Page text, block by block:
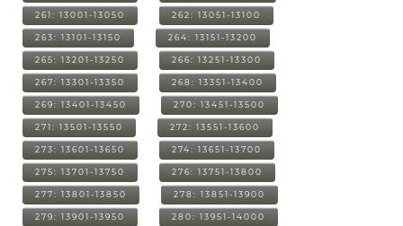
261: 13001-13050 262: 13051-13100
263: 13101-13150 264: 13151-13200
265: 13201-13250 266: 13251-13300
267: 13301-13350 268: 13351-13400
269: 13401-13450 270: 13451-13500
271: 13501-13550 272: 13551-13600
273: 13601-13650 274: 13651-13700
275: 13701-13750 276: 13751-13800
277: 13801-13850 278: 13851-13900
279: 13901-13950 280: 13951-14000